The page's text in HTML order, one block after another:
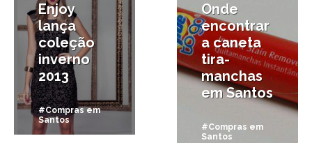
Enjoy
lança
coleção
inverno
2013
#Compras em
Santos
Onde
encontrar
a caneta
tira-
manchas
em Santos
#Compras em
Santos